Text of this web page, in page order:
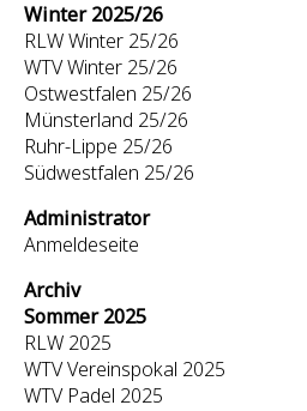
Winter 2025/26
RLW Winter 25/26
WTV Winter 25/26
Ostwestfalen 25/26
Münsterland 25/26
Ruhr-Lippe 25/26
Südwestfalen 25/26
Administrator
Anmeldeseite
Archiv
Sommer 2025
RLW 2025
WTV Vereinspokal 2025
WTV Padel 2025